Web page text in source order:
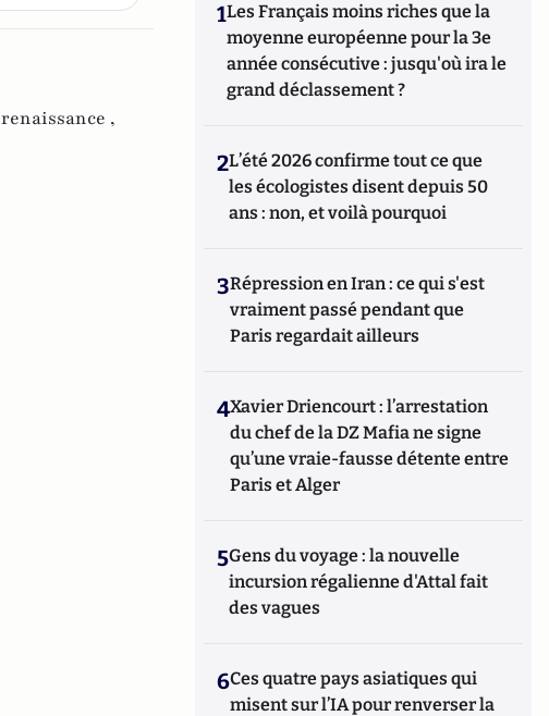
renaissance ,
1Les Français moins riches que la
moyenne européenne pour la 3e
année consécutive : jusqu'où ira le
grand déclassement ?
2L’été 2026 confirme tout ce que
les écologistes disent depuis 50
ans : non, et voilà pourquoi
3Répression en Iran : ce qui s'est
vraiment passé pendant que
Paris regardait ailleurs
4Xavier Driencourt : l’arrestation
du chef de la DZ Mafia ne signe
qu’une vraie-fausse détente entre
Paris et Alger
5Gens du voyage : la nouvelle
incursion régalienne d'Attal fait
des vagues
6Ces quatre pays asiatiques qui
misent sur l’IA pour renverser la